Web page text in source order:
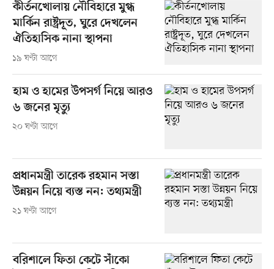
কীর্তনখোলায় নৌবিহারে মুগ্ধ
মার্কিন রাষ্ট্রদূত, ঘুরে দেখলেন
ঐতিহাসিক নানা স্থাপনা
১৯ ঘণ্টা আগে
হাম ও হামের উপসর্গ নিয়ে আরও
৬ জনের মৃত্যু
২০ ঘণ্টা আগে
প্রধানমন্ত্রী তারেক রহমান সস্তা
উন্নয়ন নিয়ে ব্যস্ত নন: তথ্যমন্ত্রী
২১ ঘণ্টা আগে
বরিশালে ফিতা কেটে সাঁকো